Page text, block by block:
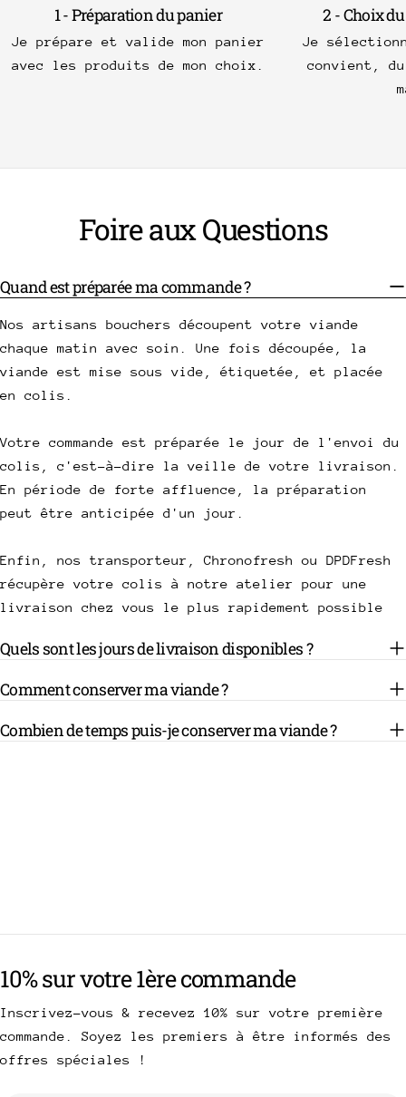
1 - Préparation du panier
Je prépare et valide mon panier
avec les produits de mon choix.
2 - Choix
Je
convient,
Foire aux Questions
Quand est préparée ma commande ?
Nos artisans bouchers découpent votre viande
chaque matin avec soin. Une fois découpée, la
viande est mise sous vide, étiquetée, et placée
en colis.
Votre commande est préparée le jour de l'envoi du
colis, c'est-à-dire la veille de votre livraison.
En période de forte affluence, la préparation
peut être anticipée d'un jour.
Enfin, nos transporteur, Chronofresh ou DPDFresh
récupère votre colis à notre atelier pour une
livraison chez vous le plus rapidement possible
Quels sont les jours de livraison disponibles ?
Comment conserver ma viande ?
Combien de temps puis-je conserver ma viande ?
10% sur votre 1ère commande
Inscrivez-vous & recevez 10% sur votre première
commande. Soyez les premiers à être informés des
offres spéciales !